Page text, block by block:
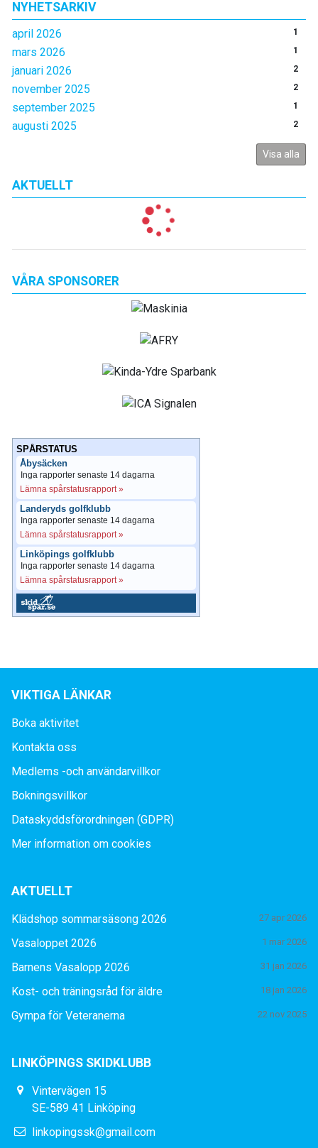
NYHETSARKIV
april 2026 1
mars 2026 1
januari 2026 2
november 2025 2
september 2025 1
augusti 2025 2
Visa alla
AKTUELLT
VÅRA SPONSORER
SPÅRSTATUS
Åbysäcken
Inga rapporter senaste 14 dagarna
Lämna spårstatusrapport »
Landeryds golfklubb
Inga rapporter senaste 14 dagarna
Lämna spårstatusrapport »
Linköpings golfklubb
Inga rapporter senaste 14 dagarna
Lämna spårstatusrapport »
VIKTIGA LÄNKAR
Boka aktivitet
Kontakta oss
Medlems -och användarvillkor
Bokningsvillkor
Dataskyddsförordningen (GDPR)
Mer information om cookies
AKTUELLT
Klädshop sommarsäsong 2026 27 apr 2026
Vasaloppet 2026 1 mar 2026
Barnens Vasalopp 2026 31 jan 2026
Kost- och träningsråd för äldre 18 jan 2026
Gympa för Veteranerna 22 nov 2025
LINKÖPINGS SKIDKLUBB
Vintervägen 15
SE-589 41 Linköping
linkopingssk@gmail.com